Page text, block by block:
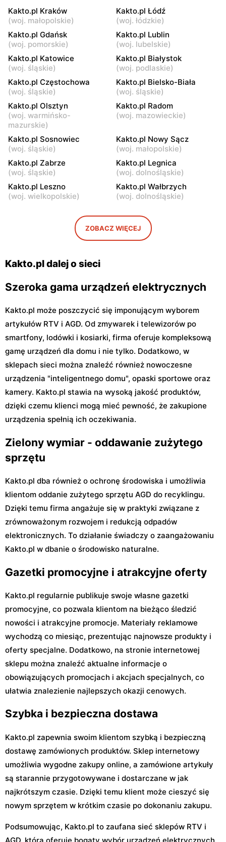
Kościuszki 4
Zbuczyn, ul. Lipowa 9 Łuków, ul. Staropijarska 6
Kakto.pl
Zwoleń, ul. Staropuławska
2
Kakto.pl
Kutno, ul. Norberta
Barlickiego 27
Kakto.pl
Ciechanowiec, ul.
Łomżyńska 29
Kakto.pl
Łódź, ul. Łagiewnicka
Kakto.pl
Zgierz, ul. Parzęczewska 21
Kakto.pl
Żuromin, ul. pl. Zielony
Rynek 16
Kakto.pl
Kock, ul. pl. Anny
Kakto.pl
Tłuchowo, ul. 3 Maja 12
Końskie, ul. Warszawska 26
Kakto.pl
Końskie, ul. Kazanowska 3
Kakto.pl Kraków
(woj. małopolskie)
Kakto.pl Łódź
(woj. łódzkie)
Kakto.pl Gdańsk
(woj. pomorskie)
Kakto.pl Lublin
(woj. lubelskie)
Kakto.pl Katowice
(woj. śląskie)
Kakto.pl Białystok
(woj. podlaskie)
Kakto.pl Częstochowa
(woj. śląskie)
Kakto.pl Bielsko-Biała
(woj. śląskie)
Kakto.pl Olsztyn
(woj. warmińsko-
mazurskie)
Kakto.pl Radom
(woj. mazowieckie)
Kakto.pl Sosnowiec
(woj. śląskie)
Kakto.pl Nowy Sącz
(woj. małopolskie)
Kakto.pl Zabrze
(woj. śląskie)
Kakto.pl Legnica
(woj. dolnośląskie)
Kakto.pl Leszno
(woj. wielkopolskie)
Kakto.pl Wałbrzych
(woj. dolnośląskie)
ZOBACZ WIĘCEJ
Kakto.pl dalej o sieci
Szeroka gama urządzeń elektrycznych
Kakto.pl może poszczycić się imponującym wyborem
artykułów RTV i AGD. Od zmywarek i telewizorów po
smartfony, lodówki i kosiarki, firma oferuje kompleksową
gamę urządzeń dla domu i nie tylko. Dodatkowo, w
sklepach sieci można znaleźć również nowoczesne
urządzenia "inteligentnego domu", opaski sportowe oraz
kamery. Kakto.pl stawia na wysoką jakość produktów,
dzięki czemu klienci mogą mieć pewność, że zakupione
urządzenia spełnią ich oczekiwania.
Zielony wymiar - oddawanie zużytego
sprzętu
Kakto.pl dba również o ochronę środowiska i umożliwia
klientom oddanie zużytego sprzętu AGD do recyklingu.
Dzięki temu firma angażuje się w praktyki związane z
zrównoważonym rozwojem i redukcją odpadów
elektronicznych. To działanie świadczy o zaangażowaniu
Kakto.pl w dbanie o środowisko naturalne.
Gazetki promocyjne i atrakcyjne oferty
Kakto.pl regularnie publikuje swoje własne gazetki
promocyjne, co pozwala klientom na bieżąco śledzić
nowości i atrakcyjne promocje. Materiały reklamowe
wychodzą co miesiąc, prezentując najnowsze produkty i
oferty specjalne. Dodatkowo, na stronie internetowej
sklepu można znaleźć aktualne informacje o
obowiązujących promocjach i akcjach specjalnych, co
ułatwia znalezienie najlepszych okazji cenowych.
Szybka i bezpieczna dostawa
Kakto.pl zapewnia swoim klientom szybką i bezpieczną
dostawę zamówionych produktów. Sklep internetowy
umożliwia wygodne zakupy online, a zamówione artykuły
są starannie przygotowywane i dostarczane w jak
najkrótszym czasie. Dzięki temu klient może cieszyć się
nowym sprzętem w krótkim czasie po dokonaniu zakupu.
Podsumowując, Kakto.pl to zaufana sieć sklepów RTV i